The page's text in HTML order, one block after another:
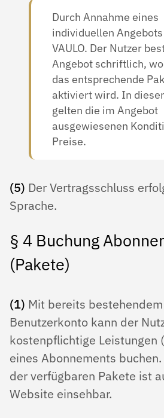
Durch Annahme eines
individuellen
VAULO. Der Nutzer
Angebot schriftlich,
das entsprechende
aktiviert wird. In
gelten die im Angebot
ausgewiesenen
Preise.
(5) Der Vertragsschluss
Sprache.
§ 4 Buchung
(Pakete)
(1) Mit bereits bestehendem
Benutzerkonto kann der
kostenpflichtige Leistungen
eines Abonnements
der verfügbaren Pakete ist
Website einsehbar.